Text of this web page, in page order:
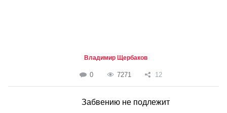
Владимир Щербаков
0 7271 12
Забвению не подлежит